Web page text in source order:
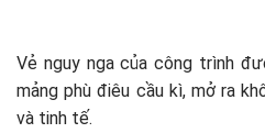
Vẻ nguy nga của công trình
mảng phù điêu cầu kì, mở ra
và tinh tế.